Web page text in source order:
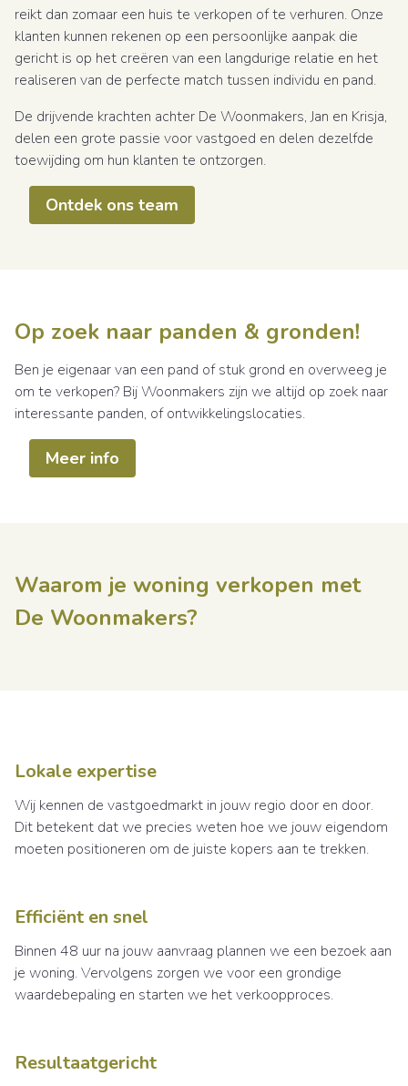
reikt dan zomaar een huis te verkopen of te verhuren. Onze
klanten kunnen rekenen op een persoonlijke aanpak die
gericht is op het creëren van een langdurige relatie en het
realiseren van de perfecte match tussen individu en pand.
De drijvende krachten achter De Woonmakers, Jan en Krisja,
delen een grote passie voor vastgoed en delen dezelfde
toewijding om hun klanten te ontzorgen.
Ontdek ons team
Op zoek naar panden & gronden!
Ben je eigenaar van een pand of stuk grond en overweeg je
om te verkopen? Bij Woonmakers zijn we altijd op zoek naar
interessante panden, of ontwikkelingslocaties.
Meer info
Waarom je woning verkopen met
De Woonmakers?
Lokale expertise
Wij kennen de vastgoedmarkt in jouw regio door en door.
Dit betekent dat we precies weten hoe we jouw eigendom
moeten positioneren om de juiste kopers aan te trekken.
Efficiënt en snel
Binnen 48 uur na jouw aanvraag plannen we een bezoek aan
je woning. Vervolgens zorgen we voor een grondige
waardebepaling en starten we het verkoopproces.
Resultaatgericht